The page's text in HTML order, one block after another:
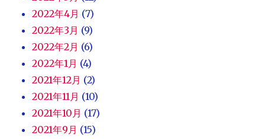
2022年4月 (7)
2022年3月 (9)
2022年2月 (6)
2022年1月 (4)
2021年12月 (2)
2021年11月 (10)
2021年10月 (17)
2021年9月 (15)